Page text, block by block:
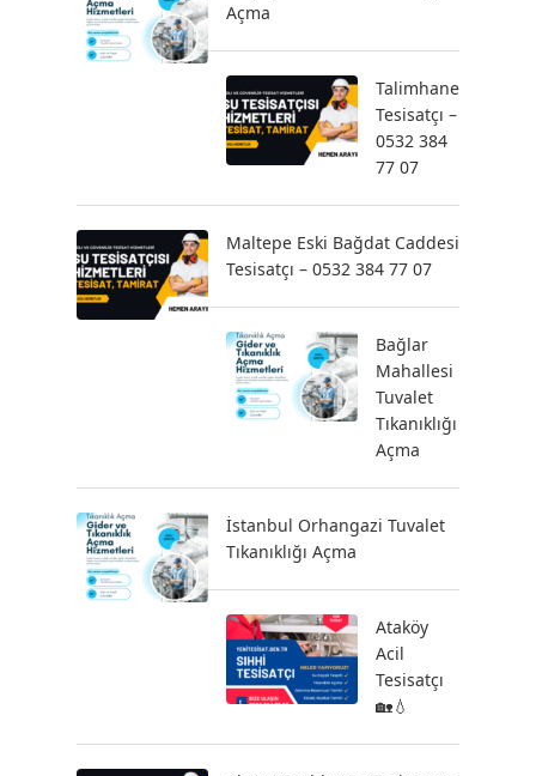
Açma
Talimhane
Tesisatçı –
0532 384
77 07
Maltepe Eski Bağdat Caddesi
Tesisatçı – 0532 384 77 07
Bağlar
Mahallesi
Tuvalet
Tıkanıklığı
Açma
İstanbul Orhangazi Tuvalet
Tıkanıklığı Açma
Ataköy
Acil
Tesisatçı
🏡💧